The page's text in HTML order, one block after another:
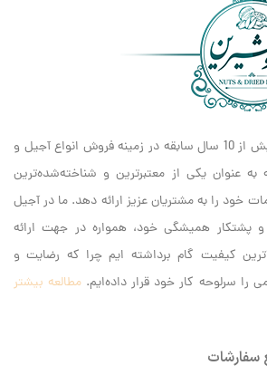
آجیل شور و شیرین با بیش از 10 سال سابقه در زمینه فروش انواع آجیل و
عنوان یکی از معتبرترین و شناخته‌شده‌ترین
خود را به مشتریان عزیز ارائه دهد. ما در آجیل
پشتکار همیشگی خود، همواره در جهت ارائه
کیفیت گام برداشته ایم‌ چرا که رضایت و
را سرلوحه کار خود قرار داده‌ایم. مطالعه بیشتر
سفارشات